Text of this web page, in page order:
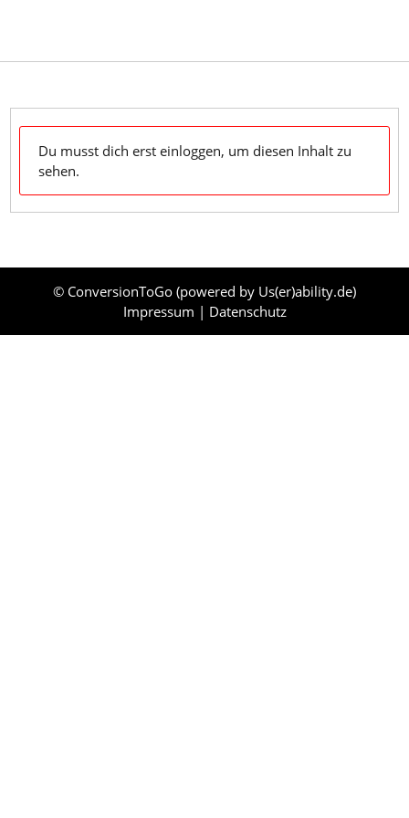
Dein Klaviyo-Support OnDemand & zum Mitnehmen
Du musst dich erst einloggen, um diesen Inhalt zu
sehen.
© ConversionToGo (powered by Us(er)ability.de)
Impressum | Datenschutz